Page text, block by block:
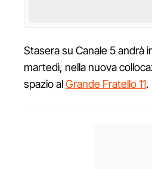
Stasera su Canale 5 andrà
martedì, nella nuova
spazio alGrande Fratello 11.